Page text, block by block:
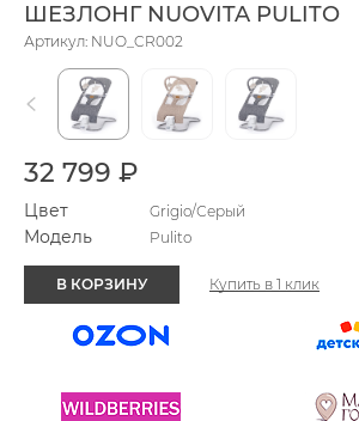
ШЕЗЛОНГ NUOVITA PULITO
Артикул: NUO_CR002
32 799 ₽
Цвет Grigio/Серый
Модель Pulito
В КОРЗИНУ Купить в 1 клик